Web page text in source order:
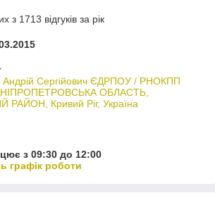
з 1713 відгуків за рік
Сергійович ЄДРПОУ / РНОКПП
ОБЛАСТЬ,
РАЙОН, Кривий Ріг, Україна
з 09:30 до 12:00
графік роботи